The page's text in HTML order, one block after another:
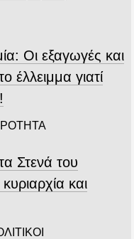
Οι εξαγωγές και
έλλειμμα γιατί
Στενά του
και